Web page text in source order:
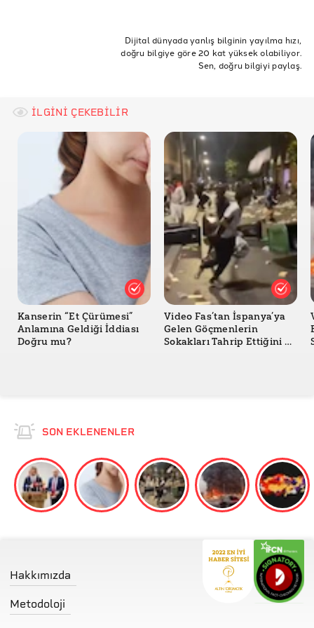
Dijital dünyada yanlış bilginin yayılma hızı,
doğru bilgiye göre 20 kat yüksek olabiliyor.
Sen, doğru bilgiyi paylaş.
İLGİNİ ÇEKEBİLİR
Kanserin “Et Çürümesi”
Anlamına Geldiği İddiası
Doğru mu?
Video Fas’tan İspanya’ya
Gelen Göçmenlerin
Sokakları Tahrip Ettiğini mi
SON EKLENENLER
Hakkımızda
Metodoloji